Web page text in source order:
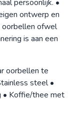
persoonlijk. •
ontwerp en
oorbellen ofwel
is aan een
oorbellen te
steel •
• Koffie/thee met